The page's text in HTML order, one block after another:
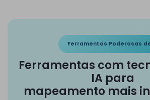
Ferramentas Poderosas
Ferramentas com
IA para
mapeamento mais